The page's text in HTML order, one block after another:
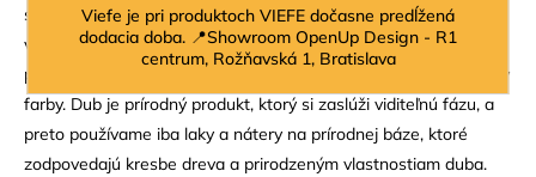
Viefe je pri produktoch VIEFE dočasne predĺžená
dodacia doba. 📍Showroom OpenUp Design - R1
centrum, Rožňavská 1, Bratislava
svetlohnedým odtieňom s jemným žltým leskom a jasne
viditeľnými štruktúrami dreva. Dub vo všeobecnosti schne veľmi
pomaly, čo môže spôsobiť prirodzený proces praskania a zmeny
farby. Dub je prírodný produkt, ktorý si zaslúži viditeľnú fázu, a
preto používame iba laky a nátery na prírodnej báze, ktoré
zodpovedajú kresbe dreva a prirodzeným vlastnostiam duba.